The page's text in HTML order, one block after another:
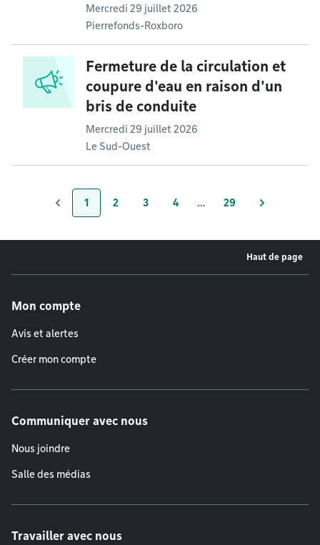
Mercredi 29 juillet 2026
Pierrefonds-Roxboro
Fermeture de la circulation et
coupure d'eau en raison d'un
bris de conduite
Mercredi 29 juillet 2026
Le Sud-Ouest
Page
1
Page
2
Page
3
Page
4 …
Page
29
Haut de page
Mon compte
Avis et alertes
Créer mon compte
Communiquer avec nous
Nous joindre
Salle des médias
Travailler avec nous